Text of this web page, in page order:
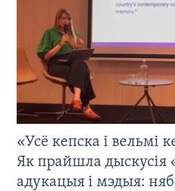
«Усё кепска і вельмі
Як прайшла дыскусія
адукацыя і мэдыя: